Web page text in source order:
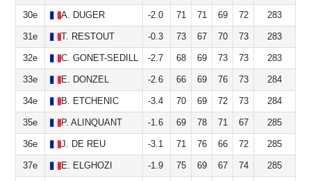
30e A. DUGER -2.0 71 71 69 72 283
31e T. RESTOUT -0.3 73 67 70 73 283
32e C. GONET-SEDILLOT-2.7 68 69 73 73 283
33e E. DONZEL -2.6 66 69 76 73 284
34e B. ETCHENIC -3.4 70 69 72 73 284
35e P. ALINQUANT -1.6 69 78 71 67 285
36e J. DE REU -3.1 71 76 66 72 285
37e E. ELGHOZI -1.9 75 69 67 74 285